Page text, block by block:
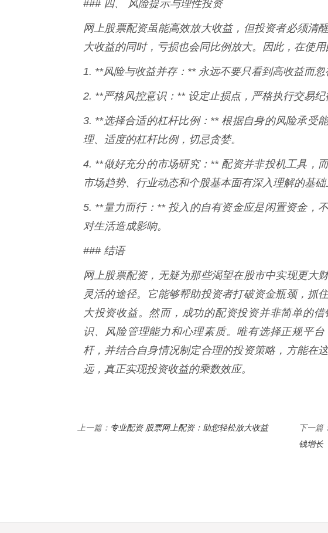
### 四、 风险提示与理性投资
网上股票配资虽能高效放大收益，但投资者必须清
大收益的同时，亏损也会同比例放大。因此，在使
1. **风险与收益并存：** 永远不要只看到高收益而忽
2. **严格风控意识：** 设定止损点，严格执行交易纪
3. **选择合适的杠杆比例：** 根据自身的风险承受
理、适度的杠杆比例，切忌贪婪。
4. **做好充分的市场研究：** 配资并非投机工具，
市场趋势、行业动态和个股基本面有深入理解的基
5. **量力而行：** 投入的自有资金应是闲置资金，
对生活造成影响。
### 结语
网上股票配资，无疑为那些渴望在股市中实现更大
灵活的途径。它能够帮助投资者打破资金瓶颈，抓
大投资收益。然而，成功的配资投资并非简单的
识、风险管理能力和心理素质。唯有选择正规平
杆，并结合自身情况制定合理的投资策略，方能在
远，真正实现投资收益的乘数效应。
上一篇： 专业配资 股票网上配资：助您轻松放大收益 下一篇
钱增长